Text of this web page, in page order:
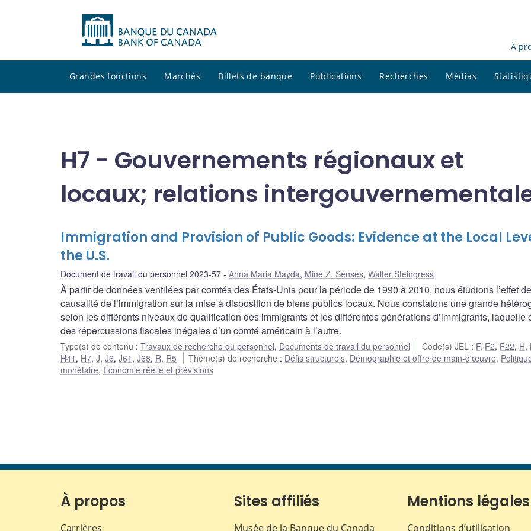
À
Grandes fonctions Marchés Billets de banque Publications Recherches Médias
H7 - Gouvernements régionaux et
locaux; relations
Immigration and Provision of Public Goods: Evidence at the Local
the U.S.
Document de travail du personnel 2023-57 Anna Maria Mayda, Mine Z. Senses, Walter Steingress
À partir de données ventilées par comtés des États-Unis pour la période de 1990 à 2010, nous étudions l’effet de
causalité de l’immigration sur la mise à disposition de biens publics locaux. Nous constatons une grande
selon les différents niveaux de qualification des immigrants et les différentes générations d’immigrants, laquelle
des répercussions fiscales inégales d’un comté américain à l’autre.
Type(s) de contenu : Travaux de recherche du personnel, Documents de travail du personnel Code(s) JEL : F, F2, F22, H,
H41 , H7, J, J6, J61 , J68, R, R5 Thème(s) de recherche : Défis structurels, Démographie et offre de main-d’œuvre,
monétaire, Économie réelle et prévisions
À propos
Carrières
Sites affiliés
Musée de la Banque du Canada
Mentions légales
Conditions d’utilisation